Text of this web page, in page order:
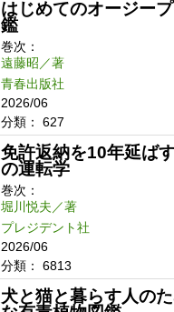
はじめてのオージー
鑑
巻次：
遠藤昭／著
青春出版社
2026/06
分類：
627
免許返納を10年延ば
の運転学
巻次：
堀川悦夫／著
プレジデント社
2026/06
分類：
6813
犬と猫と暮らす人の